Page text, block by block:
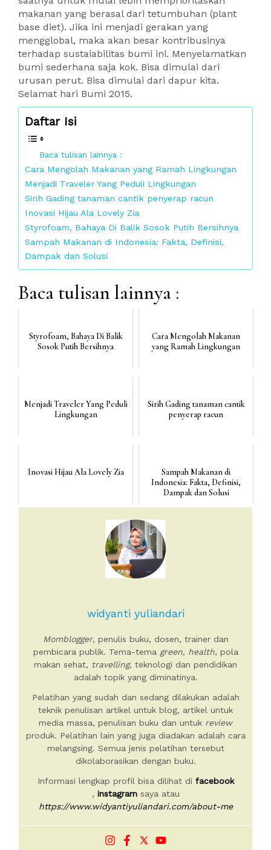
makanan yang berasal dari tetumbuhan (plant
base diet). Jika ini menjadi gerakan yang
mengglobal, maka akan besar kontribusinya
terhadap sustaiabilitas bumi ini. Menyelamatkan
bumi sederhana saja kok. Bisa dimulai dari
urusan perut. Bisa dimulai dari dapur kita.
Selamat hari Bumi 2015.
Daftar Isi
Baca tulisan lainnya :
Cara Mengolah Makanan yang Ramah Lingkungan
Menjadi Traveler Yang Peduli Lingkungan
Sirih Gading tanaman cantik penyerap racun
Inovasi Hijau Ala Lovely Zia
Styrofoam, Bahaya Di Balik Sosok Putih Bersihnya
Sampah Makanan di Indonesia: Fakta, Definisi,
Dampak dan Solusi
Baca tulisan lainnya :
Styrofoam, Bahaya Di Balik
Sosok Putih Bersihnya
Cara Mengolah Makanan
yang Ramah Lingkungan
Menjadi Traveler Yang Peduli
Lingkungan
Sirih Gading tanaman cantik
penyerap racun
Inovasi Hijau Ala Lovely Zia
Sampah Makanan di
Indonesia: Fakta, Definisi,
Dampak dan Solusi
widyanti yuliandari
Momblogger, penulis buku, dosen, trainer dan
pembicara publik. Tema-tema green, health, pola
makan sehat, travelling, teknologi dan pendidikan
adalah topik yang diminatinya.
Pelatihan yang sudah dan sedang dilakukan adalah
teknik penulisan artikel untuk blog, artikel untuk
media massa, penulisan buku dan untuk review
produk. Pelatihan lain yang juga diadakan adalah cara
melangsing. Semua jenis pelatihan tersebut
dikolaborasikan dengan buku.
Informasi lengkap profil bisa dilihat di facebook
, instagramsaya atau
https://www.widyantiyuliandari.com/about-me